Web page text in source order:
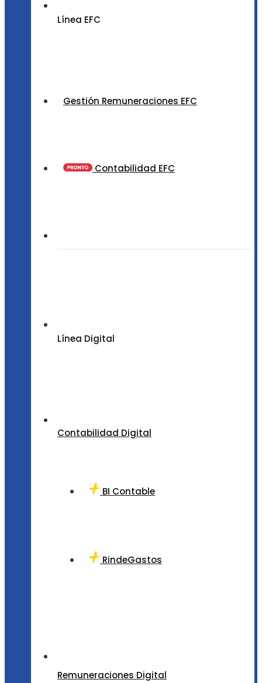
Línea EFC
Gestión Remuneraciones EFC
Contabilidad EFC
Línea Digital
Contabilidad Digital
BI Contable
RindeGastos
Remuneraciones Digital